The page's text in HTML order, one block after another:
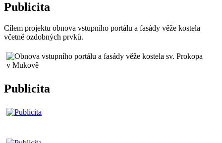
Publicita
Cílem projektu obnova vstupního portálu a fasády věže kostela
včetně ozdobných prvků.
Publicita